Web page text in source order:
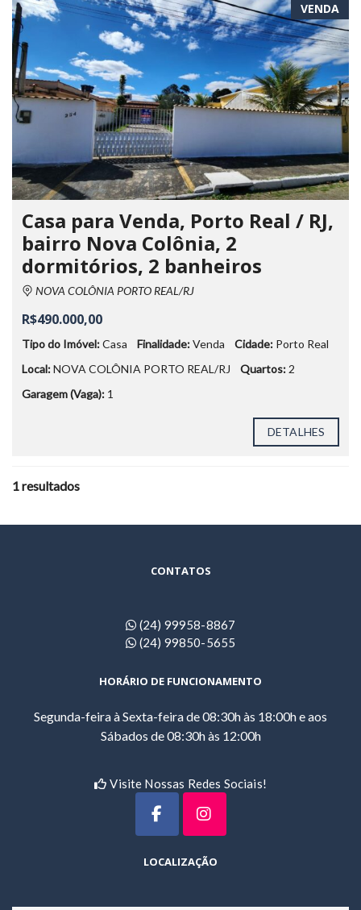
VENDA
Casa para Venda, Porto Real / RJ,
bairro Nova Colônia, 2
dormitórios, 2 banheiros
NOVA COLÔNIA PORTO REAL/RJ
R$490.000,00
Tipo do Imóvel:Casa Finalidade:Venda Cidade: Porto Real
Local:NOVA COLÔNIA PORTO REAL/RJ Quartos: 2
Garagem (Vaga): 1
DETALHES
1 resultados
CONTATOS
(24) 99958-8867
(24) 99850-5655
HORÁRIO DE FUNCIONAMENTO
Segunda-feira à Sexta-feira de 08:30h às 18:00h e aos
Sábados de 08:30h às 12:00h
Visite Nossas Redes Sociais!
LOCALIZAÇÃO